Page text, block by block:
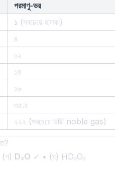
পরমাণু-ভর
১ (সবচেয়ে হালকা)
৪
১২
১৪
১৬
৩৫.৫
২২২ (সবচেয়ে ভারী noble gas)
D₂O ✓ • (ঘ) HD₂O₂